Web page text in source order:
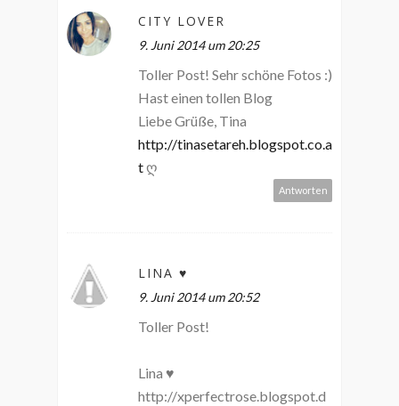
CITY LOVER
9. Juni 2014 um 20:25
Toller Post! Sehr schöne Fotos :)
Hast einen tollen Blog
Liebe Grüße, Tina
http://tinasetareh.blogspot.co.a
t ღ
Antworten
LINA ♥
9. Juni 2014 um 20:52
Toller Post!
Lina ♥
http://xperfectrose.blogspot.d